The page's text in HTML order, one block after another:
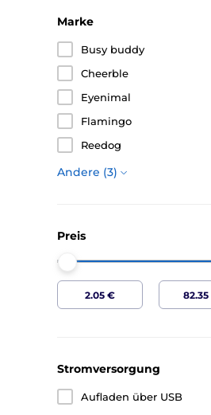
Marke
Busy buddy
Cheerble
Eyenimal
Flamingo
Reedog
Andere (3)
Preis
Stromversorgung
Aufladen über USB